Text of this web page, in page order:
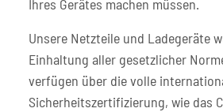
Ihres Gerätes machen müssen.
Unsere Netzteile und Ladegeräte
Einhaltung aller gesetzlicher
verfügen über die volle
Sicherheitszertifizierung, wie das